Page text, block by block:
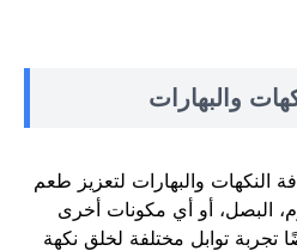
النكهات والبهارات لتعزيز طعم
البصل، أو أي مكونات أخرى
توابل مختلفة لخلق نكهة